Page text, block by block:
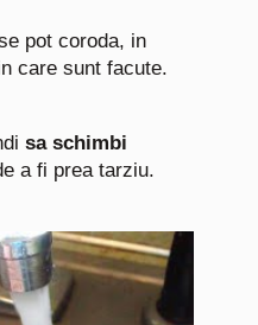
pot coroda, in
care sunt facute.
sa schimbi
a fi prea tarziu.